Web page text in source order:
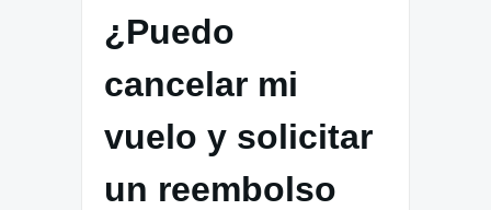
¿Puedo
cancelar mi
vuelo y solicitar
un reembolso